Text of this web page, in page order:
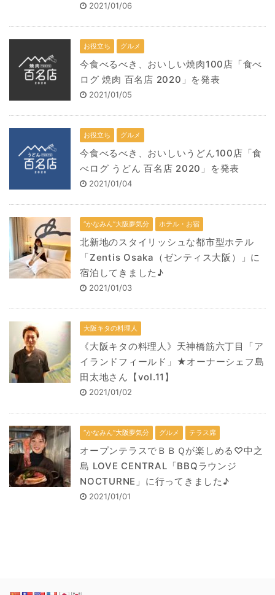
2021/01/06
お役立ち グルメ
今食べるべき、おいしい焼肉100店「食べ
ログ 焼肉 百名店 2020」を発表
2021/01/05
お役立ち グルメ
今食べるべき、おいしいうどん100店「食
べログ うどん 百名店 2020」を発表
2021/01/04
“かなみん”大阪夢気分 ホテル・お宿
北新地のスタイリッシュな都市型ホテル
「Zentis Osaka（ゼンティス大阪）」に
宿泊してきました♪
2021/01/03
大阪キタの料理人
《大阪キタの料理人》天神橋筋六丁目「ア
イランドフィールド」★オーナーシェフ島
田太地さん【vol.11】
2021/01/02
“かなみん”大阪夢気分 グルメ テラス席
オープンテラスでＢＢＱが楽しめる♡中之
島 LOVE CENTRAL「BBQラウンジ
NOCTURNE」に行ってきました♪
2021/01/01